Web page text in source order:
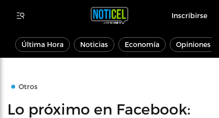
Inscribirse
Última Hora Noticias Economía Opiniones
Otros
Lo próximo en Facebook: